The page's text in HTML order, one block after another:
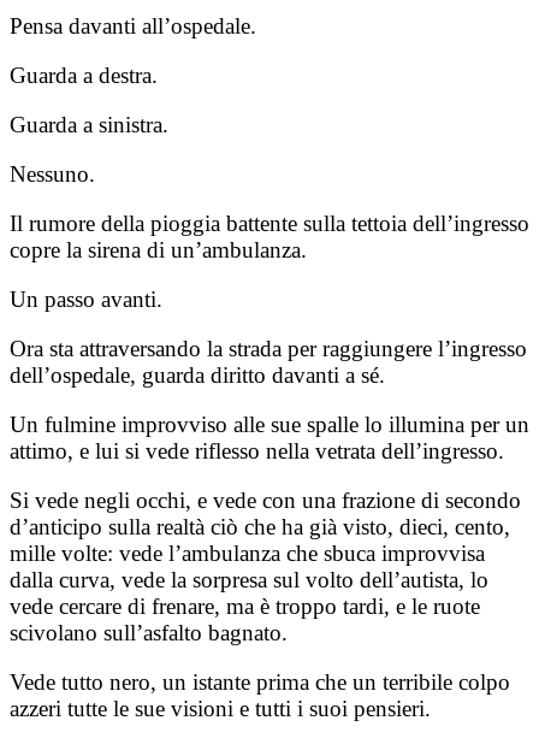
Pensa davanti all’ospedale.
Guarda a destra.
Guarda a sinistra.
Nessuno.
Il rumore della pioggia battente sulla tettoia dell’ingresso
copre la sirena di un’ambulanza.
Un passo avanti.
Ora sta attraversando la strada per raggiungere l’ingresso
dell’ospedale, guarda diritto davanti a sé.
Un fulmine improvviso alle sue spalle lo illumina per un
attimo, e lui si vede riflesso nella vetrata dell’ingresso.
Si vede negli occhi, e vede con una frazione di secondo
d’anticipo sulla realtà ciò che ha già visto, dieci, cento,
mille volte: vede l’ambulanza che sbuca improvvisa
dalla curva, vede la sorpresa sul volto dell’autista, lo
vede cercare di frenare, ma è troppo tardi, e le ruote
scivolano sull’asfalto bagnato.
Vede tutto nero, un istante prima che un terribile colpo
azzeri tutte le sue visioni e tutti i suoi pensieri.